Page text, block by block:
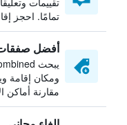
تمامًا. احجز
أفضل صفقات
ومكان إقامة
مقارنة أماكن